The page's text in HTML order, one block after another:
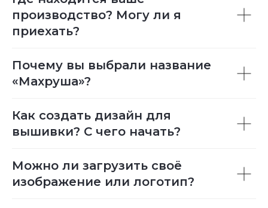
производство? Могу ли я
приехать?
Почему вы выбрали название
«Махруша»?
Как создать дизайн для
вышивки? С чего начать?
Можно ли загрузить своё
изображение или логотип?